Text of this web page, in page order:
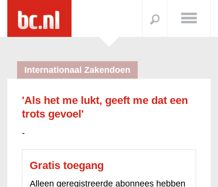
Internationaal Zakendoen
'Als het me lukt, geeft me dat een
trots gevoel'
-
Gratis toegang
Alleen geregistreerde abonnees hebben